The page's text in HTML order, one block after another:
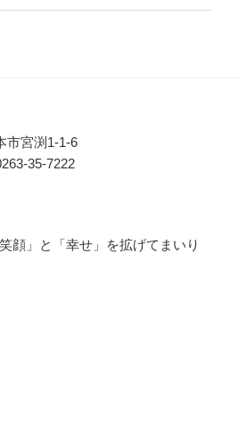
市宮渕1-1-6
35-7222
顔」と「幸せ」を拡げてまいり